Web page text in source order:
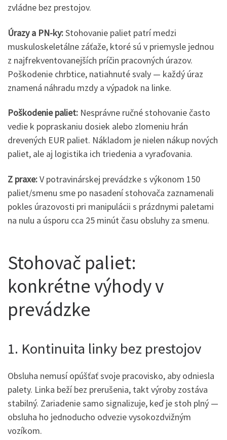
zvládne bez prestojov.
Úrazy a PN-ky:Stohovanie paliet patrí medzi
muskuloskeletálne záťaže, ktoré sú v priemysle jednou
z najfrekventovanejších príčin pracovných úrazov.
Poškodenie chrbtice, natiahnuté svaly — každý úraz
znamená náhradu mzdy a výpadok na linke.
Poškodenie paliet: Nesprávne ručné stohovanie často
vedie k popraskaniu dosiek alebo zlomeniu hrán
drevených EUR paliet. Nákladom je nielen nákup nových
paliet, ale aj logistika ich triedenia a vyraďovania.
Z praxe:V potravinárskej prevádzke s výkonom 150
paliet/smenu sme po nasadení stohovača zaznamenali
pokles úrazovosti pri manipulácii s prázdnymi paletami
na nulu a úsporu cca 25 minút času obsluhy za smenu.
Stohovač paliet:
konkrétne výhody v
prevádzke
1. Kontinuita linky bez prestojov
Obsluha nemusí opúšťať svoje pracovisko, aby odniesla
palety. Linka beží bez prerušenia, takt výroby zostáva
stabilný. Zariadenie samo signalizuje, keď je stoh plný —
obsluha ho jednoducho odvezie vysokozdvižným
vozíkom.